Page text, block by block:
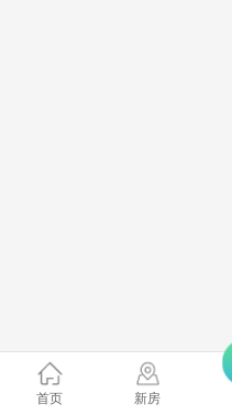
首页 新房